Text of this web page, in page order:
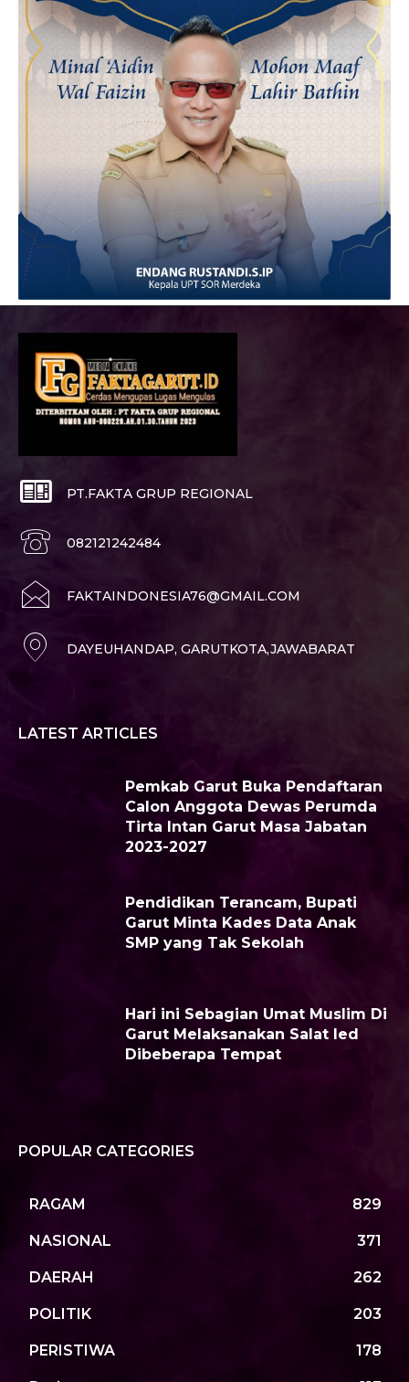
PT.FAKTA GRUP REGIONAL
082121242484
FAKTAINDONESIA76@GMAIL.COM
DAYEUHANDAP, GARUTKOTA,JAWABARAT
LATEST ARTICLES
Pemkab Garut Buka Pendaftaran
Calon Anggota Dewas Perumda
Tirta Intan Garut Masa Jabatan
2023-2027
Pendidikan Terancam, Bupati
Garut Minta Kades Data Anak
SMP yang Tak Sekolah
Hari ini Sebagian Umat Muslim Di
Garut Melaksanakan Salat Ied
Dibeberapa Tempat
POPULAR CATEGORIES
RAGAM 829
NASIONAL 371
DAERAH 262
POLITIK 203
PERISTIWA 178